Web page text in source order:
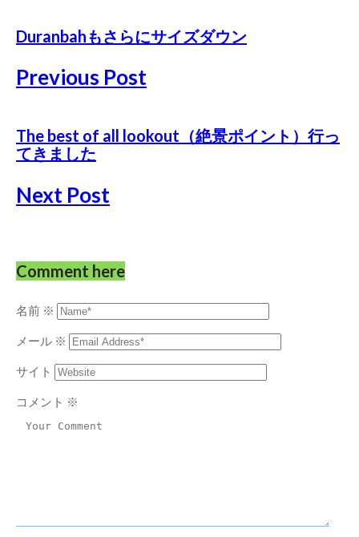
Duranbahもさらにサイズダウン
Previous Post
The best of all lookout（絶景ポイント）行っ
てきました
Next Post
Comment here
名前 ※
メール ※
サイト
コメント ※